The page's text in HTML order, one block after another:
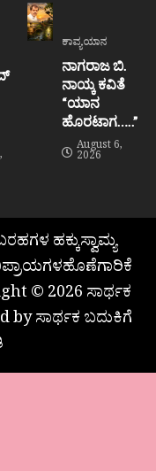
ಕಾವ್ಯಯಾನ
ನಾಗರಾಜ ಬಿ.
ನಾಯ್ಕ ಕವಿತೆ
“ಯಾನ
ಹೊರಟಾಗ…..”
August 6,
2026
ಹಕ್ಕುಸ್ವಾಮ್ಯ
© 2026 ಸಾರ್ಥಕ
by ಸಾರ್ಥಕ ಬದುಕಿಗೆ